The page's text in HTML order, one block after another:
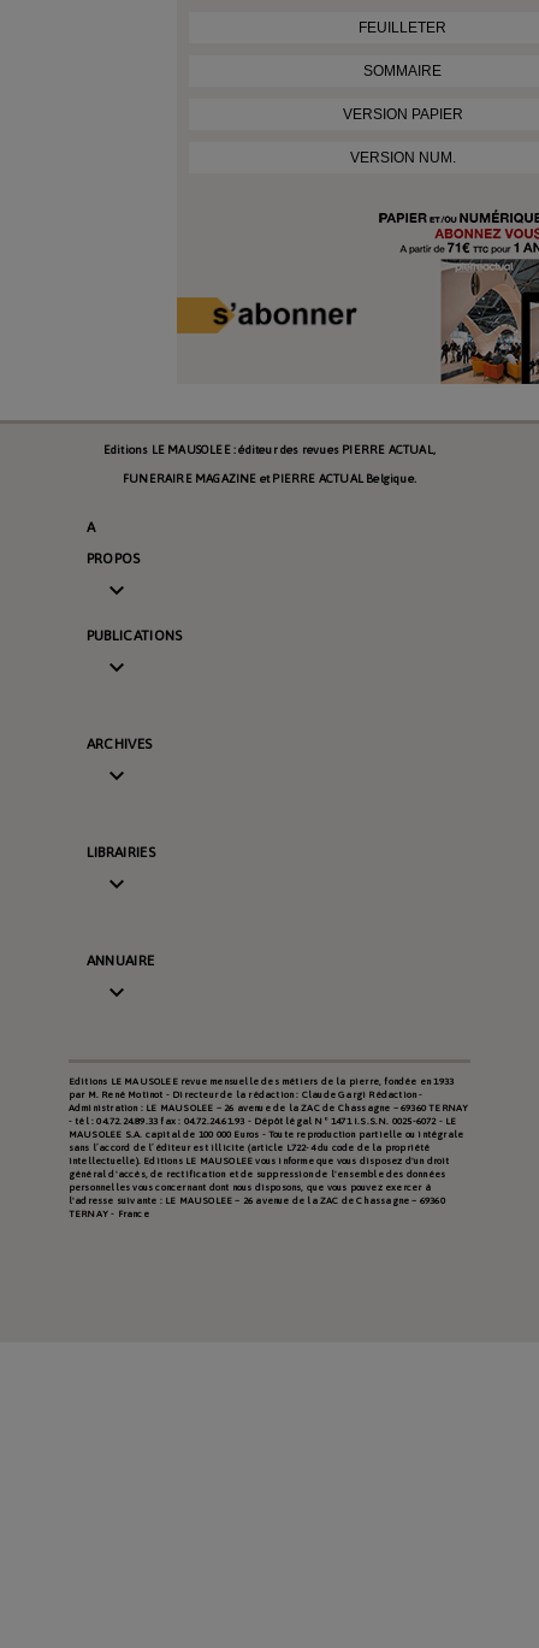
FEUILLETER
SOMMAIRE
VERSION PAPIER
VERSION NUM.
Editions LE MAUSOLEE : éditeur des revues PIERRE ACTUAL,
FUNERAIRE MAGAZINE et PIERRE ACTUAL Belgique.
A
PROPOS

PUBLICATIONS

ARCHIVES

LIBRAIRIES

ANNUAIRE

Editions LE MAUSOLEE revue mensuelle des métiers de la pierre, fondée en 1933
par M. René Motinot - Directeur de la rédaction : Claude Gargi Rédaction -
Administration : LE MAUSOLEE – 26 avenue de la ZAC de Chassagne – 69360 TERNAY
- tél : 04.72.24.89.33 fax : 04.72.24.61.93 - Dépôt légal N° 1471 I.S.S.N. 0025-6072 - LE
MAUSOLEE S.A. capital de 100 000 Euros - Toute reproduction partielle ou intégrale
sans l’accord de l’éditeur est illicite (article L722-4 du code de la propriété
intellectuelle). Editions LE MAUSOLEE vous informe que vous disposez d'un droit
général d'accès, de rectification et de suppression de l'ensemble des données
personnelles vous concernant dont nous disposons, que vous pouvez exercer à
l'adresse suivante : LE MAUSOLEE – 26 avenue de la ZAC de Chassagne – 69360
TERNAY - France